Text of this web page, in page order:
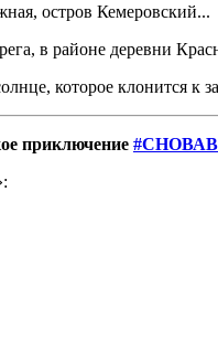
остров Кемеровский...
в районе деревни
которое клонится к
приключение